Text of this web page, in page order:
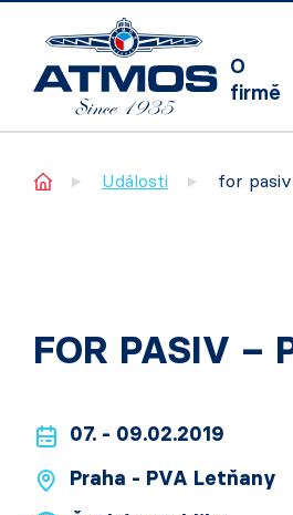
O
firmě
Home Události for
FOR PASIV –
07. - 09.02.2019
Praha - PVA Letňany